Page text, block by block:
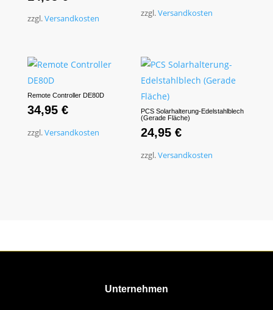
zzgl.Versandkosten
zzgl.Versandkosten
Remote Controller DE80D
34,95 €
zzgl.Versandkosten
PCS Solarhalterung-Edelstahlblech
(Gerade Fläche)
24,95€
zzgl.Versandkosten
Unternehmen